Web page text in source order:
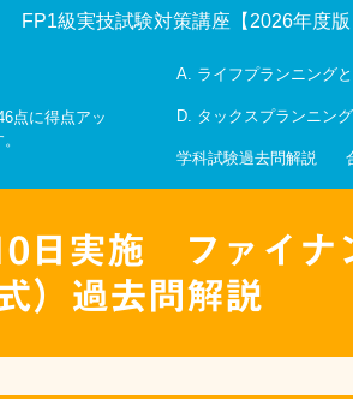
FP1級実技試験対策講座【2026年度
点に得点アッ
A. ライフプランニング
D. タックスプランニング
学科試験過去問解説
日実施 ファイナ
）過去問解説